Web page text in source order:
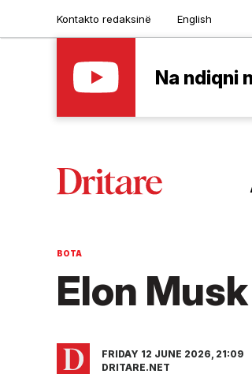
Kontakto redaksinë English
Na ndiqni
BOTA
Elon
FRIDAY 12 JUNE 2026, 21:09
DRITARE.NET